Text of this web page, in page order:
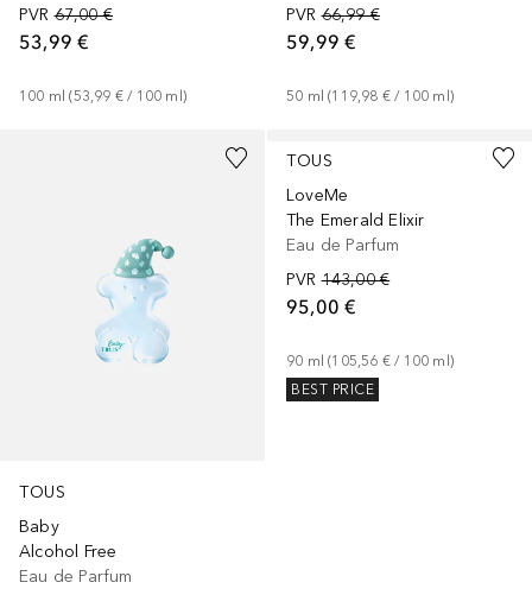
PVR 67,00 €
53,99 €
100 ml (53,99 € / 100 ml)
PVR 66,99 €
59,99 €
50 ml (119,98 € / 100 ml)
TOUS
Baby
Alcohol Free
Eau de Parfum
TOUS
LoveMe
The Emerald Elixir
Eau de Parfum
PVR 143,00 €
95,00 €
90 ml (105,56 € / 100 ml)
BEST PRICE